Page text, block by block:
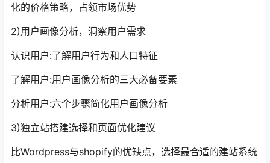
化的价格策略，占领市场优势
2)用户画像分析，洞察用户需求
认识用户:了解用户行为和人口特征
了解用户:用户画像分析的三大必备要素
分析用户:六个步骤简化用户画像分析
3)独立站搭建选择和页面优化建议
比Wordpress与shopify的优缺点，选择最合适的建站系统